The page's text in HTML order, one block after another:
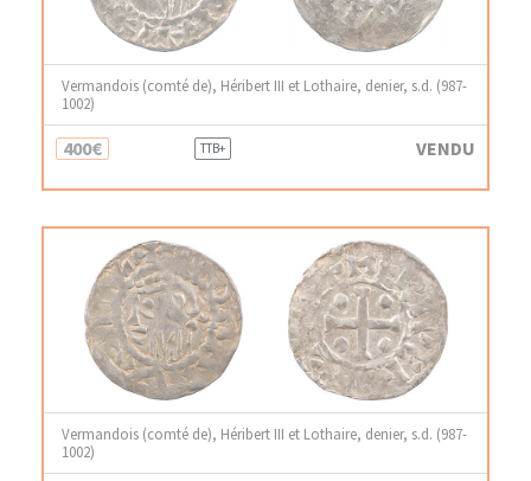
Vermandois (comté de), Héribert III et Lothaire, denier, s.d. (987-
1002)
400€ TTB+ VENDU
Vermandois (comté de), Héribert III et Lothaire, denier, s.d. (987-
1002)